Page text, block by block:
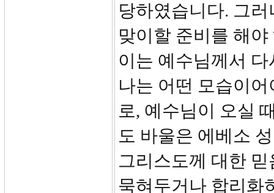
당하였습니다. 그
맞이할 준비를 해
이는 예수님께서
나는 어떤 모습이
로, 예수님이 오실
도 바울은 에베소
그리스도께 대한
묵혀두거나 합리화